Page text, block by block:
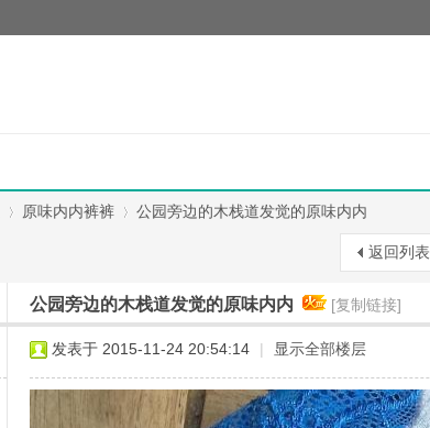
原味内内裤裤
›
公园旁边的木栈道发觉的原味内内
返回列表
公园旁边的木栈道发觉的原味内内 [复制链接]
发表于 2015-11-24 20:54:14 | 显示全部楼层